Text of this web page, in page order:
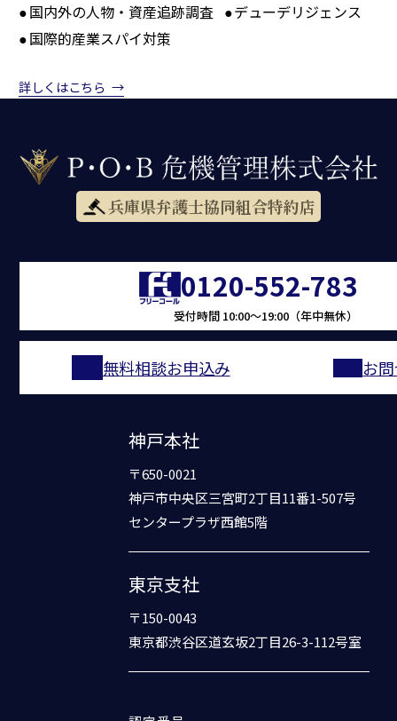
国内外の人物・資産追跡調査
デューデリジェンス
国際的産業スパイ対策
詳しくはこちら
兵庫県弁護士協同組合特約店
0120-552-783
受付時間 10:00〜19:00（年中無休）
無料相談お申込み お
神戸本社
〒650-0021
神戸市中央区三宮町2丁目11番1-507号
センタープラザ西館5階
東京支社
〒150-0043
東京都渋谷区道玄坂2丁目26-3-112号室